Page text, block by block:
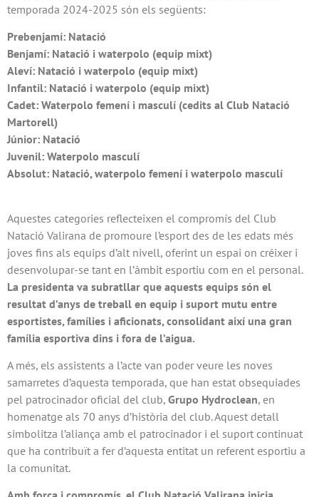
temporada 2024-2025 són els següents:
Prebenjamí: Natació
Benjamí: Natació i waterpolo (equip mixt)
Aleví: Natació i waterpolo (equip mixt)
Infantil: Natació i waterpolo (equip mixt)
Cadet: Waterpolo femení i masculí (cedits al Club Natació
Martorell)
Júnior: Natació
Juvenil: Waterpolo masculí
Absolut: Natació, waterpolo femení i waterpolo masculí
Aquestes categories reflecteixen el compromís del Club
Natació Valirana de promoure l’esport des de les edats més
joves fins als equips d’alt nivell, oferint un espai on créixer i
desenvolupar-se tant en l’àmbit esportiu com en el personal.
La presidenta va subratllar que aquests equips són el
resultat d’anys de treball en equip i suport mutu entre
esportistes, famílies i aficionats, consolidant així una gran
família esportiva dins i fora de l’aigua.
A més, els assistents a l’acte van poder veure les noves
samarretes d’aquesta temporada, que han estat obsequiades
pel patrocinador oficial del club, Grupo Hydroclean, en
homenatge als 70 anys d’història del club. Aquest detall
simbolitza l’aliança amb el patrocinador i el suport continuat
que ha contribuït a fer d’aquesta entitat un referent esportiu a
la comunitat.